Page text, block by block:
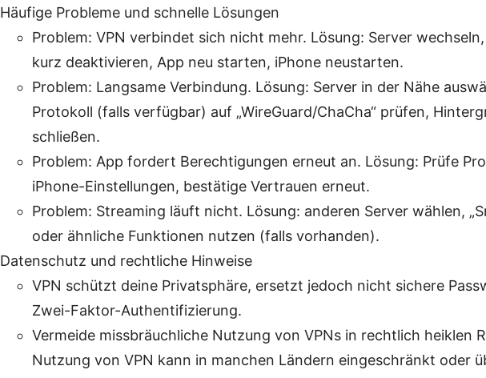
Häufige Probleme und schnelle Lösungen
Problem: VPN verbindet sich nicht mehr. Lösung: Server
kurz deaktivieren, App neu starten, iPhone neustarten.
Problem: Langsame Verbindung. Lösung: Server in der Nähe
Protokoll (falls verfügbar) auf „WireGuard/ChaCha“ prüfen,
schließen.
Problem: App fordert Berechtigungen erneut an. Lösung: Prüfe
iPhone-Einstellungen, bestätige Vertrauen erneut.
Problem: Streaming läuft nicht. Lösung: anderen Server wählen,
oder ähnliche Funktionen nutzen (falls vorhanden).
Datenschutz und rechtliche Hinweise
VPN schützt deine Privatsphäre, ersetzt jedoch nicht sichere
Zwei-Faktor-Authentifizierung.
Vermeide missbräuchliche Nutzung von VPNs in rechtlich heiklen
Nutzung von VPN kann in manchen Ländern eingeschränkt oder